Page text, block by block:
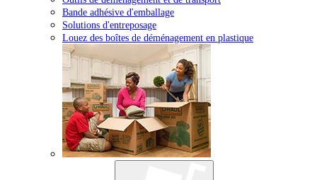
Bande adhésive d'emballage
Solutions d'entreposage
Louez des boîtes de déménagement en plastique